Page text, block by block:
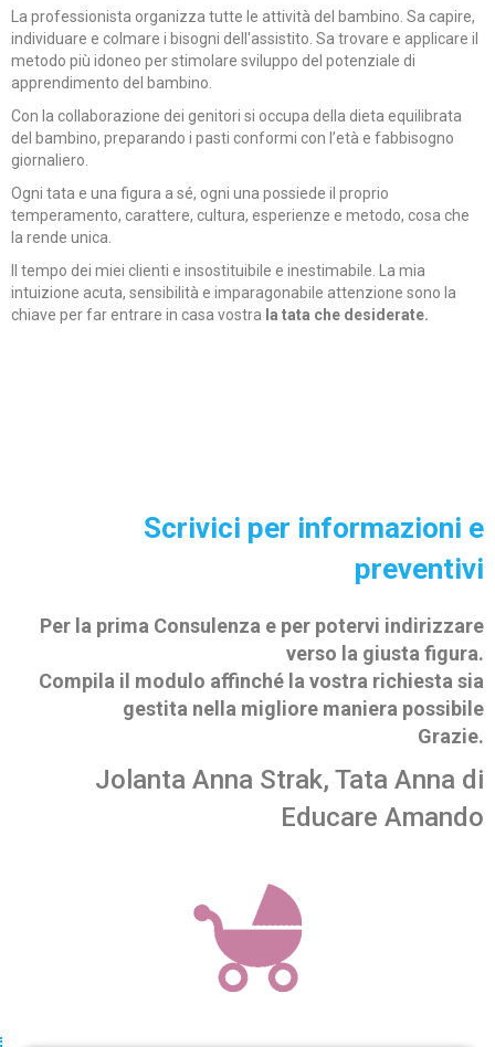
La professionista organizza tutte le attività del bambino. Sa capire,
individuare e colmare i bisogni dell'assistito. Sa trovare e applicare il
metodo più idoneo per stimolare sviluppo del potenziale di
apprendimento del bambino.
Con la collaborazione dei genitori si occupa della dieta equilibrata
del bambino, preparando i pasti conformi con l’età e fabbisogno
giornaliero.
Ogni tata e una figura a sé, ogni una possiede il proprio
temperamento, carattere, cultura, esperienze e metodo, cosa che
la rende unica.
Il tempo dei miei clienti e insostituibile e inestimabile. La mia
intuizione acuta, sensibilità e imparagonabile attenzione sono la
chiave per far entrare in casa vostra la tata che desiderate.
Scrivici per informazioni e
preventivi
Per la prima Consulenza e per potervi indirizzare
verso la giusta figura.
Compila il modulo affinché la vostra richiesta sia
gestita nella migliore maniera possibile
Grazie.
Jolanta Anna Strak, Tata Anna di
Educare Amando